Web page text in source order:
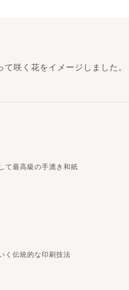
く伝統的な印刷技法
て最高級の手漉き和紙
咲く花をイメージしました。